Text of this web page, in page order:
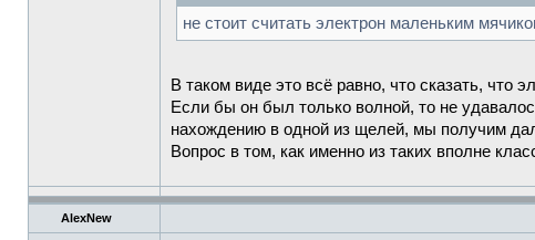
не стоит считать электрон маленьким
В таком виде это всё равно, что сказать, что
Если бы он был только волной, то не
нахождению в одной из щелей, мы получим
Вопрос в том, как именно из таких вполне
AlexNew